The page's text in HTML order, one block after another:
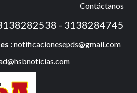
Contáctanos
- 3138284745
:notificacionesepds@gmail.com